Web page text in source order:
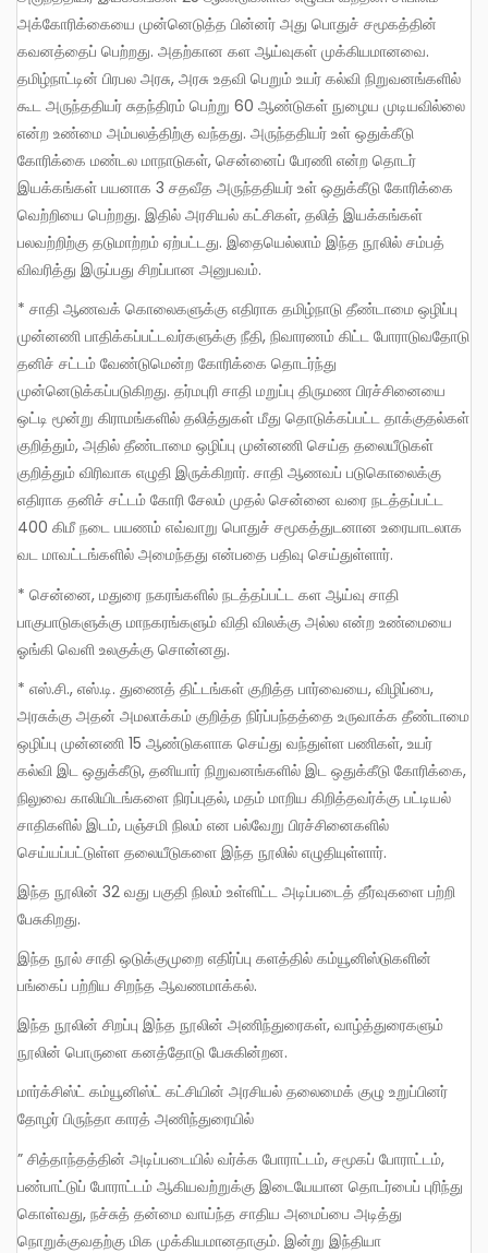
அக்கோரிக்கையை முன்னெடுத்த பின்னர் அது பொதுச் சமூகத்தின்
கவனத்தைப் பெற்றது. அதற்கான கள ஆய்வுகள் முக்கியமானவை.
தமிழ்நாட்டின் பிரபல அரசு, அரசு உதவி பெறும் உயர் கல்வி நிறுவனங்களில்
கூட அருந்ததியர் சுதந்திரம் பெற்று 60 ஆண்டுகள் நுழைய முடியவில்லை
என்ற உண்மை அம்பலத்திற்கு வந்தது. அருந்ததியர் உள் ஒதுக்கீடு
கோரிக்கை மண்டல மாநாடுகள், சென்னைப் பேரணி என்ற தொடர்
இயக்கங்கள் பயனாக 3 சதவீத அருந்ததியர் உள் ஒதுக்கீடு கோரிக்கை
வெற்றியை பெற்றது. இதில் அரசியல் கட்சிகள், தலித் இயக்கங்கள்
பலவற்றிற்கு தடுமாற்றம் ஏற்பட்டது. இதையெல்லாம் இந்த நூலில் சம்பத்
விவரித்து இருப்பது சிறப்பான அனுபவம்.
* சாதி ஆணவக் கொலைகளுக்கு எதிராக தமிழ்நாடு தீண்டாமை ஒழிப்பு
முன்னணி பாதிக்கப்பட்டவர்களுக்கு நீதி, நிவாரணம் கிட்ட போராடுவதோடு
தனிச் சட்டம் வேண்டுமென்ற கோரிக்கை தொடர்ந்து
முன்னெடுக்கப்படுகிறது. தர்மபுரி சாதி மறுப்பு திருமண பிரச்சினையை
ஒட்டி மூன்று கிராமங்களில் தலித்துகள் மீது தொடுக்கப்பட்ட தாக்குதல்கள்
குறித்தும், அதில் தீண்டாமை ஒழிப்பு முன்னணி செய்த தலையீடுகள்
குறித்தும் விரிவாக எழுதி இருக்கிறார். சாதி ஆணவப் படுகொலைக்கு
எதிராக தனிச் சட்டம் கோரி சேலம் முதல் சென்னை வரை நடத்தப்பட்ட
400 கிமீ நடை பயணம் எவ்வாறு பொதுச் சமூகத்துடனான உரையாடலாக
வட மாவட்டங்களில் அமைந்தது என்பதை பதிவு செய்துள்ளார்.
* சென்னை, மதுரை நகரங்களில் நடத்தப்பட்ட கள ஆய்வு சாதி
பாகுபாடுகளுக்கு மாநகரங்களும் விதி விலக்கு அல்ல என்ற உண்மையை
ஓங்கி வெளி உலகுக்கு சொன்னது.
* எஸ்.சி., எஸ்.டி. துணைத் திட்டங்கள் குறித்த பார்வையை, விழிப்பை,
அரசுக்கு அதன் அமலாக்கம் குறித்த நிர்ப்பந்தத்தை உருவாக்க தீண்டாமை
ஒழிப்பு முன்னணி 15 ஆண்டுகளாக செய்து வந்துள்ள பணிகள், உயர்
கல்வி இட ஒதுக்கீடு, தனியார் நிறுவனங்களில் இட ஒதுக்கீடு கோரிக்கை,
நிலுவை காலியிடங்களை நிரப்புதல், மதம் மாறிய கிறித்தவர்க்கு பட்டியல்
சாதிகளில் இடம், பஞ்சமி நிலம் என பல்வேறு பிரச்சினைகளில்
செய்யப்பட்டுள்ள தலையீடுகளை இந்த நூலில் எழுதியுள்ளார்.
இந்த நூலின் 32 வது பகுதி நிலம் உள்ளிட்ட அடிப்படைத் தீர்வுகளை பற்றி
பேசுகிறது.
இந்த நூல் சாதி ஒடுக்குமுறை எதிர்ப்பு களத்தில் கம்யூனிஸ்டுகளின்
பங்கைப் பற்றிய சிறந்த ஆவணமாக்கல்.
இந்த நூலின் சிறப்பு இந்த நூலின் அணிந்துரைகள், வாழ்த்துரைகளும்
நூலின் பொருளை கனத்தோடு பேசுகின்றன.
மார்க்சிஸ்ட் கம்யூனிஸ்ட் கட்சியின் அரசியல் தலைமைக் குழு உறுப்பினர்
தோழர் பிருந்தா காரத் அணிந்துரையில்
” சித்தாந்தத்தின் அடிப்படையில் வர்க்க போராட்டம், சமூகப் போராட்டம்,
பண்பாட்டுப் போராட்டம் ஆகியவற்றுக்கு இடையேயான தொடர்பைப் புரிந்து
கொள்வது, நச்சுத் தன்மை வாய்ந்த சாதிய அமைப்பை அடித்து
நொறுக்குவதற்கு மிக முக்கியமானதாகும். இன்று இந்தியா